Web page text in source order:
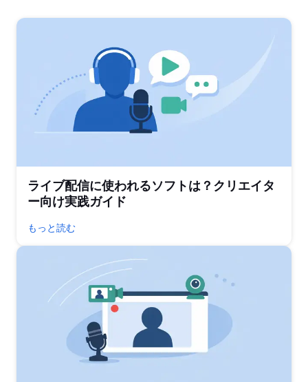
ライブ配信に使われるソフトは？クリエイタ
ー向け実践ガイド
もっと読む